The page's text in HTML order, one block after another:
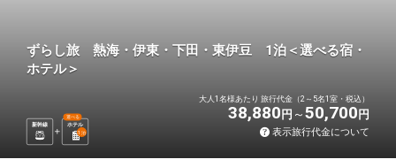
ずらし旅 熱海・伊東・下田・東伊豆 1泊＜選べる宿・
ホテル＞
新幹線 ホテル
選べる
1 泊
大人1名様あたり 旅行代金（2～5名1室・税込）
38,880 円 50,700 円
表示旅行代金について